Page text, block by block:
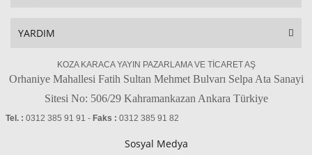
YARDIM
KOZA KARACA YAYIN PAZARLAMA VE TİCARET AŞ
Orhaniye Mahallesi Fatih Sultan Mehmet Bulvarı Selpa Ata Sanayi
Sitesi No: 506/29 Kahramankazan Ankara Türkiye
Tel. : 0312 385 91 91 -Faks : 0312 385 91 82
Sosyal Medya